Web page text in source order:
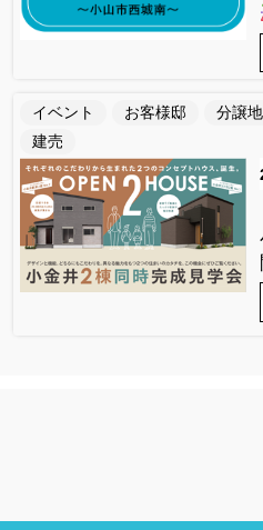
イベント お客様邸 分譲地
建売